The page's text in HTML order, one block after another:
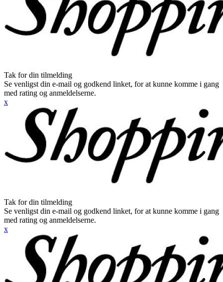
Tak for din tilmelding
Se venligst din e-mail og godkend linket, for at kunne komme i gang
med rating og anmeldelserne.
x
Tak for din tilmelding
Se venligst din e-mail og godkend linket, for at kunne komme i gang
med rating og anmeldelserne.
x